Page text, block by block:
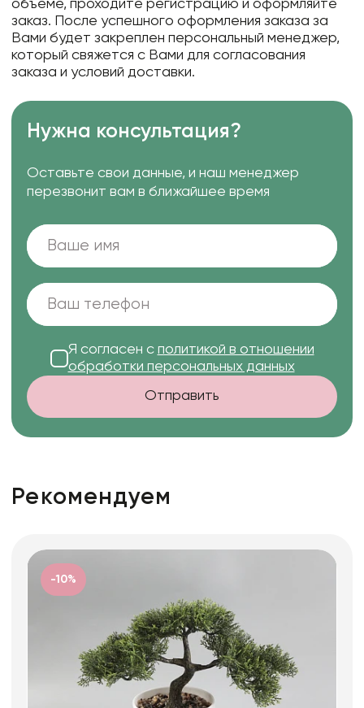
объеме, проходите регистрацию и оформляйте
заказ. После успешного оформления заказа за
Вами будет закреплен персональный менеджер,
который свяжется с Вами для согласования
заказа и условий доставки.
Нужна консультация?
Оставьте свои данные, и наш менеджер
перезвонит вам в ближайшее время
Я согласен с политикой в отношении
обработки персональных данных
Отправить
Рекомендуем
-10%